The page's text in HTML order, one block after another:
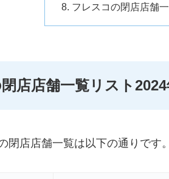
フレスコの閉店店舗
店店舗一覧リスト
閉店店舗一覧は以下の通りです。